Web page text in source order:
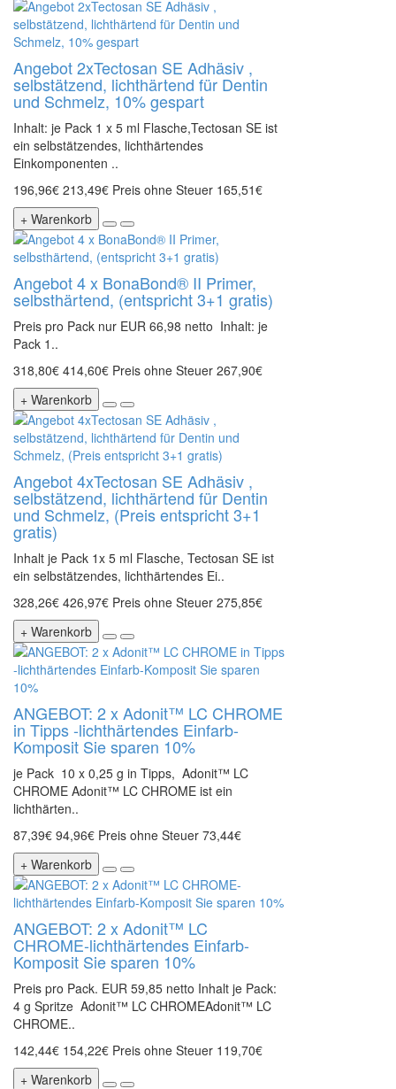
Angebot 2xTectosan SE Adhäsiv ,
selbstätzend, lichthärtend für Dentin
und Schmelz, 10% gespart
Inhalt: je Pack 1 x 5 ml Flasche,Tectosan SE ist
ein selbstätzendes, lichthärtendes
Einkomponenten ..
196,96€ 213,49€ Preis ohne Steuer 165,51€
+ Warenkorb
Angebot 4 x BonaBond® II Primer,
selbsthärtend, (entspricht 3+1 gratis)
Preis pro Pack nur EUR 66,98 netto Inhalt: je
Pack 1..
318,80€ 414,60€ Preis ohne Steuer 267,90€
+ Warenkorb
Angebot 4xTectosan SE Adhäsiv ,
selbstätzend, lichthärtend für Dentin
und Schmelz, (Preis entspricht 3+1
gratis)
Inhalt je Pack 1x 5 ml Flasche, Tectosan SE ist
ein selbstätzendes, lichthärtendes Ei..
328,26€ 426,97€ Preis ohne Steuer 275,85€
+ Warenkorb
ANGEBOT: 2 x Adonit™ LC CHROME
in Tipps -lichthärtendes Einfarb-
Komposit Sie sparen 10%
je Pack 10 x 0,25 g in Tipps, Adonit™ LC
CHROME Adonit™ LC CHROME ist ein
lichthärten..
87,39€ 94,96€ Preis ohne Steuer 73,44€
+ Warenkorb
ANGEBOT: 2 x Adonit™ LC
CHROME-lichthärtendes Einfarb-
Komposit Sie sparen 10%
Preis pro Pack. EUR 59,85 netto Inhalt je Pack:
4 g Spritze Adonit™ LC CHROMEAdonit™ LC
CHROME..
142,44€ 154,22€ Preis ohne Steuer 119,70€
+ Warenkorb